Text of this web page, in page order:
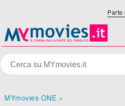
Parte
MYmovies ONE »